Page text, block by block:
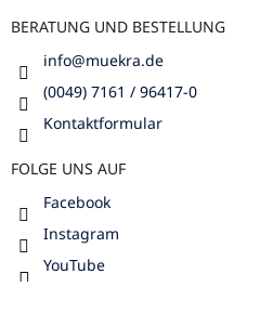
BERATUNG UND BESTELLUNG
info@muekra.de
(0049) 7161 / 96417-0
Kontaktformular
FOLGE UNS AUF
Facebook
Instagram
YouTube